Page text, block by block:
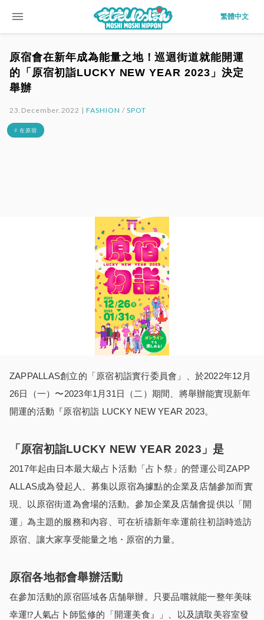
menu 繁體中文
原宿會在新年成為能量之地！巡迴街道就能開運
的「原宿初詣LUCKY NEW YEAR 2023」決定
舉辦
23.December.2022 |FASHION / SPOT
# 在原宿
ZAPPALLAS創立的「原宿初詣實行委員會」、於2022年12月
26日（一）〜2023年1月31日（二）期間、將舉辦能實現新年
開運的活動『原宿初詣 LUCKY NEW YEAR 2023。
「原宿初詣LUCKY NEW YEAR 2023」是
2017年起由日本最大級占卜活動「占卜祭」的營運公司ZAPP
ALLAS成為發起人、募集以原宿為據點的企業及店舗參加而實
現、以原宿街道為會場的活動。參加企業及店舗會提供以「開
運」為主題的服務和內容、可在祈禱新年幸運前往初詣時造訪
原宿、讓大家享受能量之地・原宿的力量。
原宿各地都會舉辦活動
在參加活動的原宿區域各店舗舉辦。只要品嚐就能一整年美味
幸運⁉︎人氣占卜師監修的「開運美食』」、以及讀取美容室發